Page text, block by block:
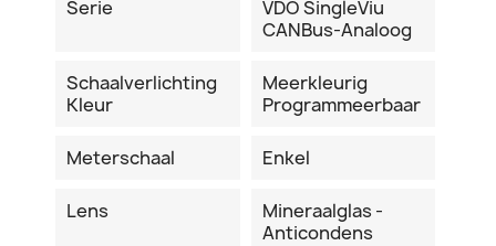
Serie
VDO SingleViu
CANBus-Analoog
Schaalverlichting
Kleur
Meerkleurig
Programmeerbaar
Meterschaal Enkel
Lens
Mineraalglas -
Anticondens